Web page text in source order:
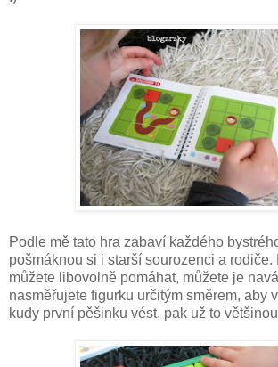
Podle mě tato hra zabaví každého
pošmáknou si i starší sourozenci a rodiče.
můžete libovolně pomáhat, můžete je
nasměřujete figurku určitým směrem, aby
kudy první pěšinku vést, pak už to